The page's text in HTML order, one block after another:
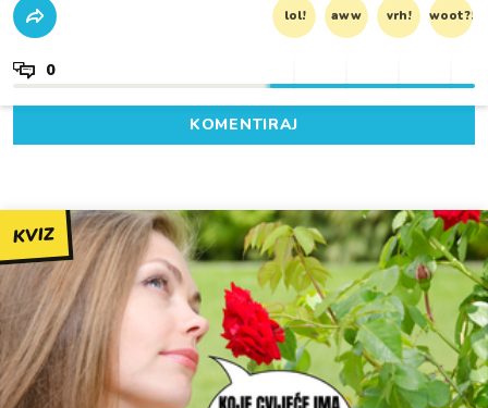
lol! aww vrh! woot?!
0
KOMENTIRAJ
KVIZ